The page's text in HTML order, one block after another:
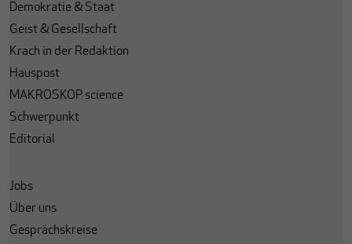
Demokratie & Staat
Geist & Gesellschaft
Krach in der Redaktion
Hauspost
MAKROSKOP science
Schwerpunkt
Editorial
Jobs
Über uns
Gesprächskreise